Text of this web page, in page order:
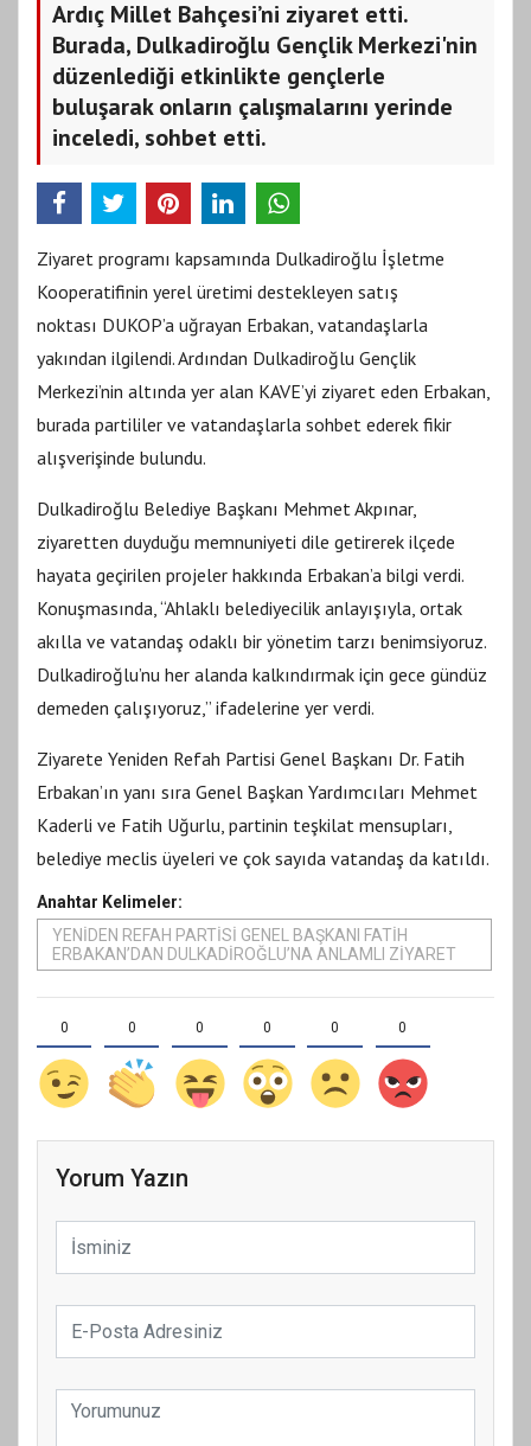
Ardıç Millet Bahçesi’ni ziyaret etti.
Burada, Dulkadiroğlu Gençlik Merkezi'nin
düzenlediği etkinlikte gençlerle
buluşarak onların çalışmalarını yerinde
inceledi, sohbet etti.
Ziyaret programı kapsamında Dulkadiroğlu İşletme
Kooperatifinin yerel üretimi destekleyen satış
noktası DUKOP’a uğrayan Erbakan, vatandaşlarla
yakından ilgilendi. Ardından Dulkadiroğlu Gençlik
Merkezi’nin altında yer alan KAVE’yi ziyaret eden Erbakan,
burada partililer ve vatandaşlarla sohbet ederek fikir
alışverişinde bulundu.
Dulkadiroğlu Belediye Başkanı Mehmet Akpınar,
ziyaretten duyduğu memnuniyeti dile getirerek ilçede
hayata geçirilen projeler hakkında Erbakan’a bilgi verdi.
Konuşmasında, “Ahlaklı belediyecilik anlayışıyla, ortak
akılla ve vatandaş odaklı bir yönetim tarzı benimsiyoruz.
Dulkadiroğlu’nu her alanda kalkındırmak için gece gündüz
demeden çalışıyoruz,” ifadelerine yer verdi.
Ziyarete Yeniden Refah Partisi Genel Başkanı Dr. Fatih
Erbakan’ın yanı sıra Genel Başkan Yardımcıları Mehmet
Kaderli ve Fatih Uğurlu, partinin teşkilat mensupları,
belediye meclis üyeleri ve çok sayıda vatandaş da katıldı.
Anahtar Kelimeler:
YENİDEN REFAH PARTİSİ GENEL BAŞKANI FATİH
ERBAKAN’DAN DULKADİROĞLU’NA ANLAMLI ZİYARET
0 0 0 0 0 0
Yorum Yazın